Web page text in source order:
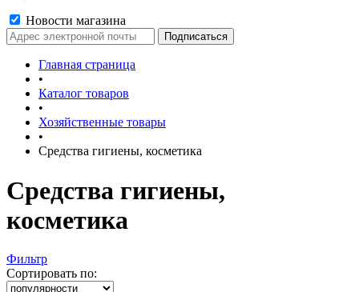
Новости магазина
Главная страница
•
Каталог товаров
•
Хозяйственные товары
•
Средства гигиены, косметика
Средства гигиены,
косметика
Фильтр
Сортировать по: